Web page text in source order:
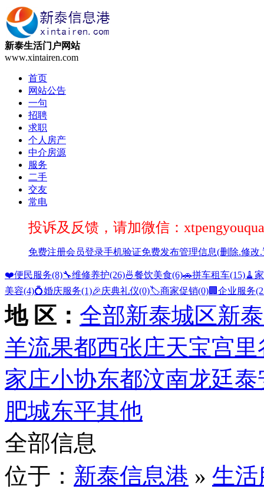
新泰生活门户网站
www.xintairen.com
首页
网站公告
一句
招聘
求职
个人房产
中介房源
服务
二手
交友
常电
投诉及反馈，请加微信：
免费注册会员登录手机验证免费发布管理信息(删除.修改
❤️便民服务(8)🔧维修养护(26)🍜餐饮美食(6)🚗拼车租车(15)🧹
美容(4)💍婚庆服务(1)🎉庆典礼仪(0)🏷️商家促销(0)🏢企业服务
地 区： 全部新泰城区新
羊流果都西张庄天宝宫里
家庄小协东都汶南龙廷泰
肥城东平其他
全部信息
位于： 新泰信息港 » 生活